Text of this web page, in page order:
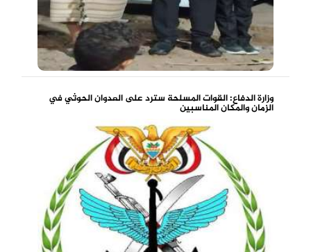
وزارة الدفاع: القوات المسلحة سترد على العدوان الحوثي في
الزمان والمكان المناسبين